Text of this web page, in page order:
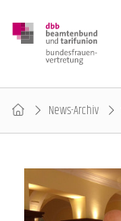
News-Archiv